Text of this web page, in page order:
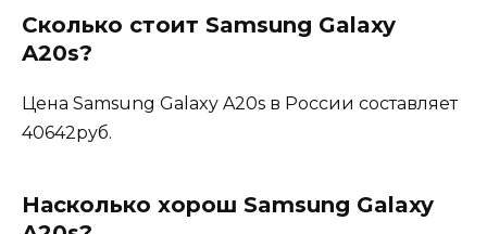
Сколько стоит Samsung Galaxy
A20s?
Цена Samsung Galaxy A20s в России составляет
40642руб.
Насколько хорош Samsung Galaxy